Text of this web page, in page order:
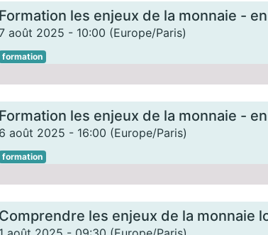
Formation les enjeux de la monnaie -
août 2025 - 10:00 (Europe/Paris)
formation
Formation les enjeux de la monnaie -
6 août 2025 - 16:00 (Europe/Paris)
formation
Comprendre les enjeux de la monnaie